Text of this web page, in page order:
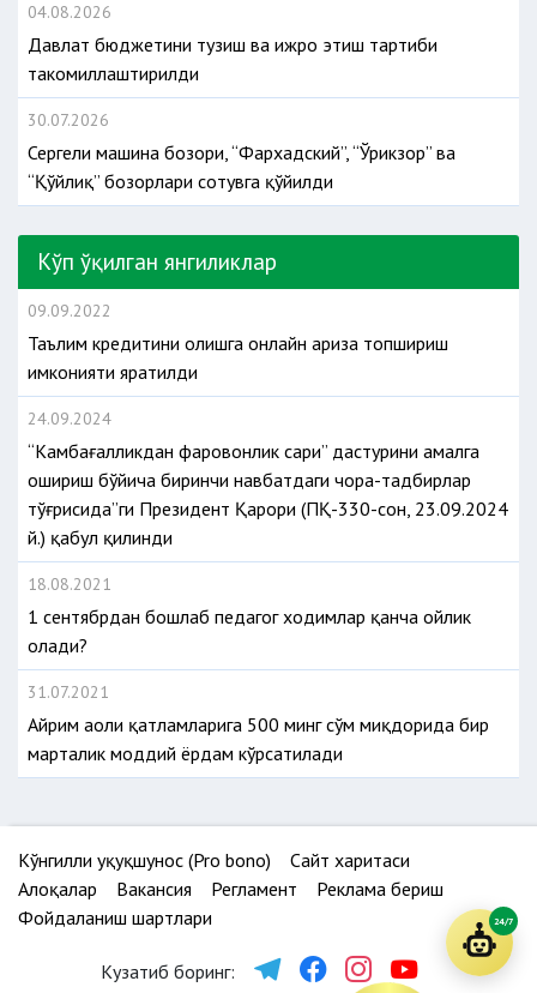
04.08.2026
Давлат бюджетини тузиш ва ижро этиш тартиби
такомиллаштирилди
30.07.2026
Сергели машина бозори, “Фархадский”, “Ўрикзор” ва
“Қўйлиқ” бозорлари сотувга қўйилди
Кўп ўқилган янгиликлар
09.09.2022
Таълим кредитини олишга онлайн ариза топшириш
имконияти яратилди
24.09.2024
“Камбағалликдан фаровонлик сари” дастурини амалга
ошириш бўйича биринчи навбатдаги чора-тадбирлар
тўғрисида”ги Президент Қарори (ПҚ-330-сон, 23.09.2024
й.) қабул қилинди
18.08.2021
1 сентябрдан бошлаб педагог ходимлар қанча ойлик
олади?
31.07.2021
Айрим аҳоли қатламларига 500 минг сўм миқдорида бир
марталик моддий ёрдам кўрсатилади
Кўнгилли ҳуқуқшунос (Pro bono)
Сайт харитаси
Алоқалар
Вакансия Регламент
Реклама бериш
Фойдаланиш шартлари
Кузатиб боринг:
24/7